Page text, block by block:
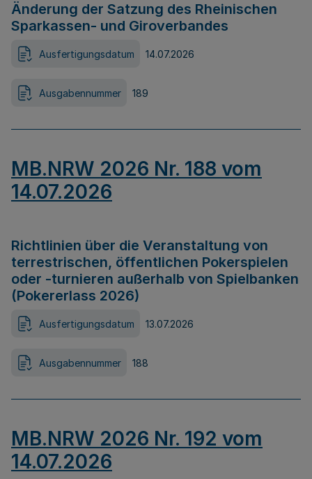
Änderung der Satzung des Rheinischen
Sparkassen- und Giroverbandes
Ausfertigungsdatum 14.07.2026
Ausgabennummer 189
MB.NRW 2026 Nr. 188 vom
14.07.2026
Richtlinien über die Veranstaltung von
terrestrischen, öffentlichen Pokerspielen
oder -turnieren außerhalb von Spielbanken
(Pokererlass 2026)
Ausfertigungsdatum 13.07.2026
Ausgabennummer 188
MB.NRW 2026 Nr. 192 vom
14.07.2026